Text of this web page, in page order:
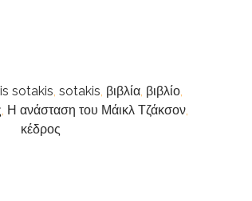
sotakis, sotakis, βιβλία, βιβλίο,
, Η ανάσταση του Μάικλ Τζάκσον,
κέδρος